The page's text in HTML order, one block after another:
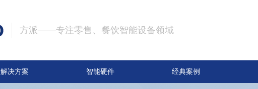
方派——专注零售、餐饮智能设备领域
解决方案 智能硬件 经典案例